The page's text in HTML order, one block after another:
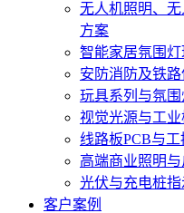
无人机照明、
方案
智能家居氛围
安防消防及铁
玩具系列与氛
视觉光源与工
线路板PCB与
高端商业照明
光伏与充电桩
客户案例